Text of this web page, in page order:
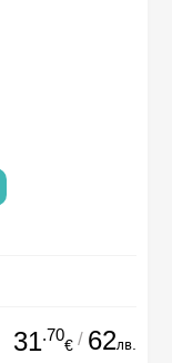
31.70
€ / 62лв.